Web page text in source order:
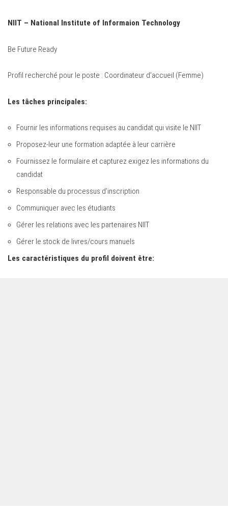
NIIT – National Institute of Informaion Technology
Be Future Ready
Profil recherché pour le poste : Coordinateur d’accueil (Femme)
Les tâches principales:
Fournir les informations requises au candidat qui visite le NIIT
Proposez-leur une formation adaptée à leur carrière
Fournissez le formulaire et capturez exigez les informations du
candidat
Responsable du processus d’inscription
Communiquer avec les étudiants
Gérer les relations avec les partenaires NIIT
Gérer le stock de livres/cours manuels
Les caractéristiques du profil doivent être: